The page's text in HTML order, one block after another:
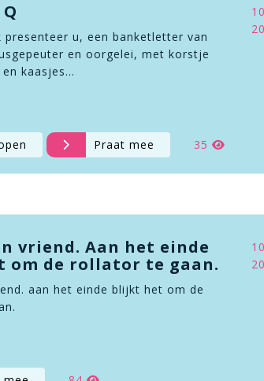
presenteer u, een banketletter van
en oorgelei, met korstje
kaasjes…
Praat mee 35
vriend. Aan het einde
om de rollator te gaan.
aan het einde blijkt het om de